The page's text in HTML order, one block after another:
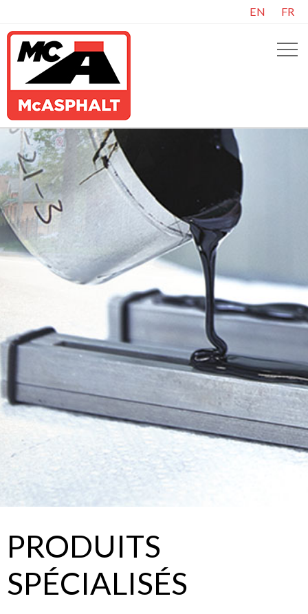
EN FR
PRODUITS
SPÉCIALISÉS